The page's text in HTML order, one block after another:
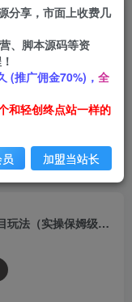
（6838期）新手也能月入1w的PPT掘金项目玩法（实操保姆级教程教程+百G素材）
分享，市面上收费几
、脚本源码等资
(推广佣金70%)， 全
和轻创终点站一样的
加盟当站长